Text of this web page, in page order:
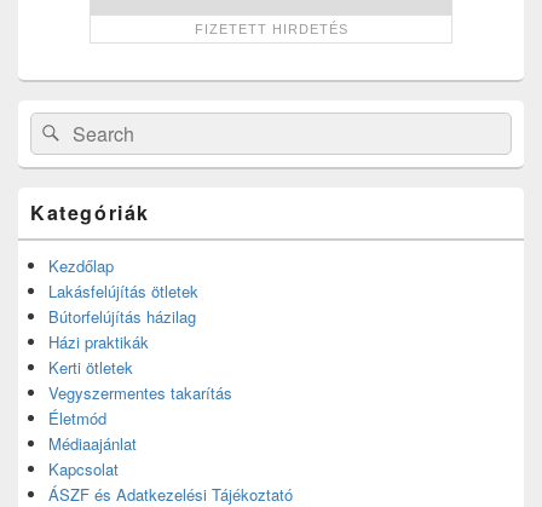
Search
for:
Search
Kategóriák
Kezdőlap
Lakásfelújítás ötletek
Bútorfelújítás házilag
Házi praktikák
Kerti ötletek
Vegyszermentes takarítás
Életmód
Médiaajánlat
Kapcsolat
ÁSZF és Adatkezelési Tájékoztató